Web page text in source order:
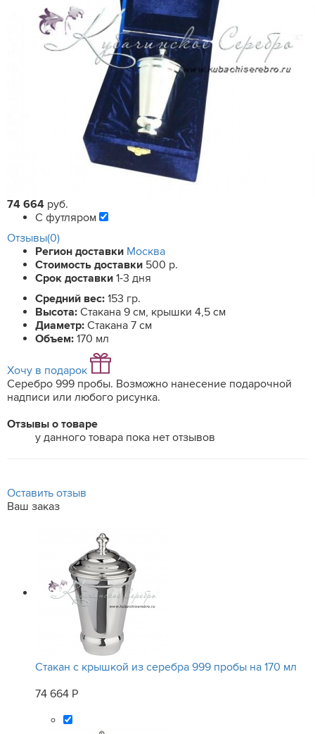
74 664 руб.
С футляром
Отзывы(0)
Регион доставки Москва
Стоимость доставки 500 р.
Срок доставки 1-3 дня
Средний вес: 153 гр.
Высота: Стакана 9 см, крышки 4,5 см
Диаметр: Стакана 7 см
Объем: 170 мл
Хочу в подарок
Серебро 999 пробы. Возможно нанесение подарочной
надписи или любого рисунка.
Отзывы о товаре
у данного товара пока нет отзывов
Оставить отзыв
Ваш заказ
Стакан с крышкой из серебра 999 пробы на 170 мл
74 664 Р